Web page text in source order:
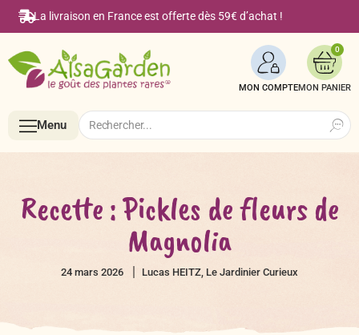
La livraison en France est offerte dès 59€ d’achat !
MON COMPTE
0
Menu
Search
for:
Recette : Pickles de fleurs de
Magnolia
24 mars 2026 Lucas HEITZ, Le Jardinier Curieux